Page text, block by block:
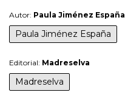
Autor: Paula Jiménez España
Paula Jiménez España
Editorial: Madreselva
Madreselva